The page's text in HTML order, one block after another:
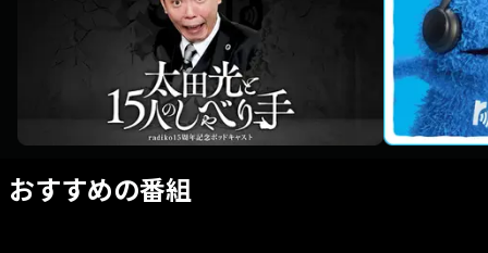
おすすめの番組